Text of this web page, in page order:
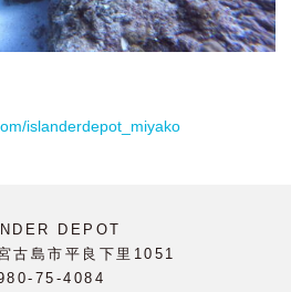
islanderdepot_miyako
DEPOT
島市平良下里1051
75-4084